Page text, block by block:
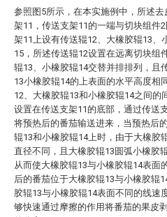
参照图5所示，在本实施例中，所述
架11，传送支架11的一端与切块组件
架11上设有传送辊12、大橡胶辊13、
15，所述传送辊12设置在远离切块组
辊13、小橡胶辊14交替并排排列，且
13小橡胶辊14的上表面的水平高度相
12、大橡胶辊13和小橡胶辊14之间的
设置在传送支架11的底部，通过传送
将预热后的番茄输送进来，当预热后
辊13和小橡胶辊14上时，由于大橡胶
直径不同，且大橡胶辊13圆弧小橡胶
从而使大橡胶辊13与小橡胶辊14表面
后的番茄位于大橡胶辊13与小橡胶辊
胶辊13与小橡胶辊14表面不同的线速
够快速通过摩擦的作用将番茄的果皮